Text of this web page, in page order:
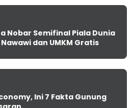
Nobar Semifinal Piala Dunia
dan UMKM Gratis
Ini 7 Fakta Gunung